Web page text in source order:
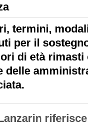
termini,
per il
di età rimasti
delle